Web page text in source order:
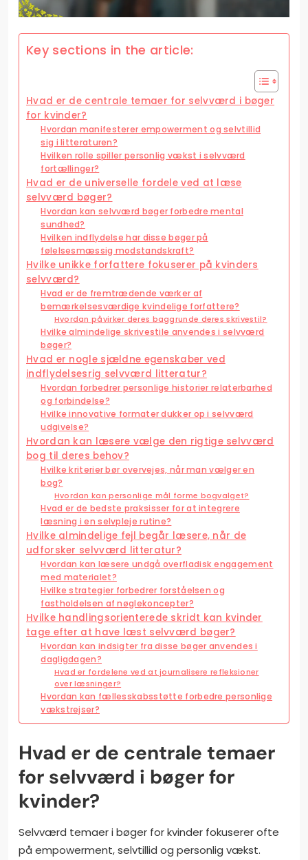
Key sections in the article:
Hvad er de centrale temaer for selvværd i bøger
for kvinder?
Hvordan manifesterer empowerment og selvtillid
sig i litteraturen?
Hvilken rolle spiller personlig vækst i selvværd
fortællinger?
Hvad er de universelle fordele ved at læse
selvværd bøger?
Hvordan kan selvværd bøger forbedre mental
sundhed?
Hvilken indflydelse har disse bøger på
følelsesmæssig modstandskraft?
Hvilke unikke forfattere fokuserer på kvinders
selvværd?
Hvad er de fremtrædende værker af
bemærkelsesværdige kvindelige forfattere?
Hvordan påvirker deres baggrunde deres skrivestil?
Hvilke almindelige skrivestile anvendes i selvværd
bøger?
Hvad er nogle sjældne egenskaber ved
indflydelsesrig selvværd litteratur?
Hvordan forbedrer personlige historier relaterbarhed
og forbindelse?
Hvilke innovative formater dukker op i selvværd
udgivelse?
Hvordan kan læsere vælge den rigtige selvværd
bog til deres behov?
Hvilke kriterier bør overvejes, når man vælger en
bog?
Hvordan kan personlige mål forme bogvalget?
Hvad er de bedste praksisser for at integrere
læsning i en selvpleje rutine?
Hvilke almindelige fejl begår læsere, når de
udforsker selvværd litteratur?
Hvordan kan læsere undgå overfladisk engagement
med materialet?
Hvilke strategier forbedrer forståelsen og
fastholdelsen af nøglekoncepter?
Hvilke handlingsorienterede skridt kan kvinder
tage efter at have læst selvværd bøger?
Hvordan kan indsigter fra disse bøger anvendes i
dagligdagen?
Hvad er fordelene ved at journalisere refleksioner
over læsninger?
Hvordan kan fællesskabsstøtte forbedre personlige
vækstrejser?
Hvad er de centrale temaer
for selvværd i bøger for
kvinder?
Selvværd temaer i bøger for kvinder fokuserer ofte
på empowerment, selvtillid og personlig vækst.